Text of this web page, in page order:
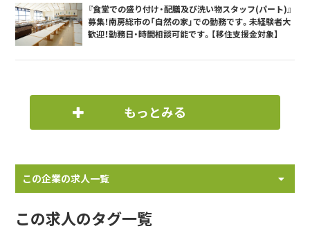
『食堂での盛り付け・配膳及び洗い物スタッフ(パート)』
募集！南房総市の「自然の家」での勤務です。未経験者大
歓迎！勤務日・時間相談可能です。【移住支援金対象】
もっとみる
この企業の求人一覧
この求人のタグ一覧